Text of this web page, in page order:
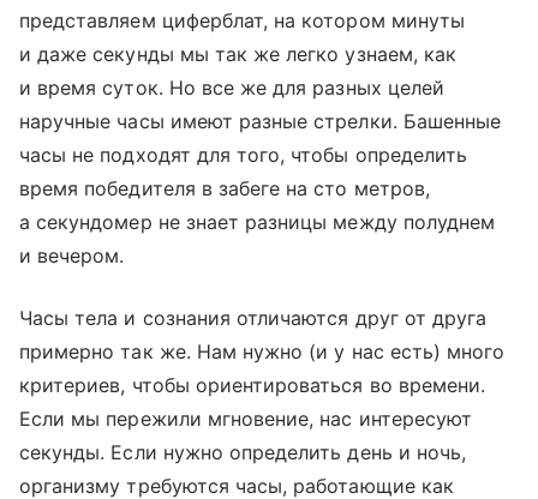
представляем циферблат, на котором минуты
и даже секунды мы так же легко узнаем, как
и время суток. Но все же для разных целей
наручные часы имеют разные стрелки. Башенные
часы не подходят для того, чтобы определить
время победителя в забеге на сто метров,
а секундомер не знает разницы между полуднем
и вечером.
Часы тела и сознания отличаются друг от друга
примерно так же. Нам нужно (и у нас есть) много
критериев, чтобы ориентироваться во времени.
Если мы пережили мгновение, нас интересуют
секунды. Если нужно определить день и ночь,
организму требуются часы, работающие как